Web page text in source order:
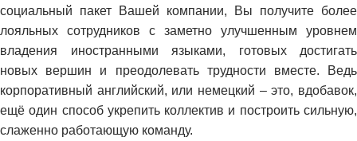
социальный пакет Вашей компании, Вы получите более
лояльных сотрудников с заметно улучшенным уровнем
владения иностранными языками, готовых достигать
новых вершин и преодолевать трудности вместе. Ведь
корпоративный английский, или немецкий – это, вдобавок,
ещё один способ укрепить коллектив и построить сильную,
слаженно работающую команду.